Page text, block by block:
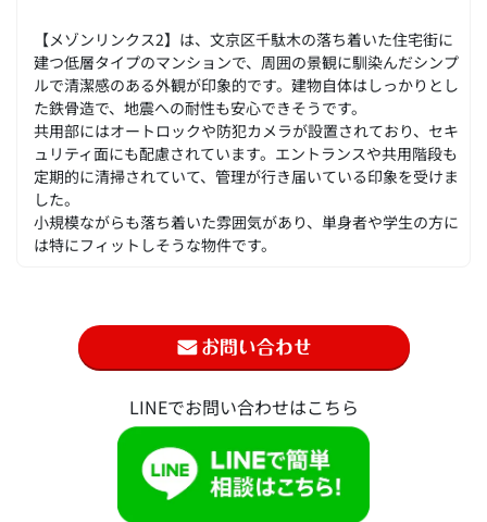
【メゾンリンクス2】は、文京区千駄木の落ち着いた住宅街に
建つ低層タイプのマンションで、周囲の景観に馴染んだシンプ
ルで清潔感のある外観が印象的です。建物自体はしっかりとし
た鉄骨造で、地震への耐性も安心できそうです。
共用部にはオートロックや防犯カメラが設置されており、セキ
ュリティ面にも配慮されています。エントランスや共用階段も
定期的に清掃されていて、管理が行き届いている印象を受けま
した。
小規模ながらも落ち着いた雰囲気があり、単身者や学生の方に
は特にフィットしそうな物件です。
LINEでお問い合わせはこちら